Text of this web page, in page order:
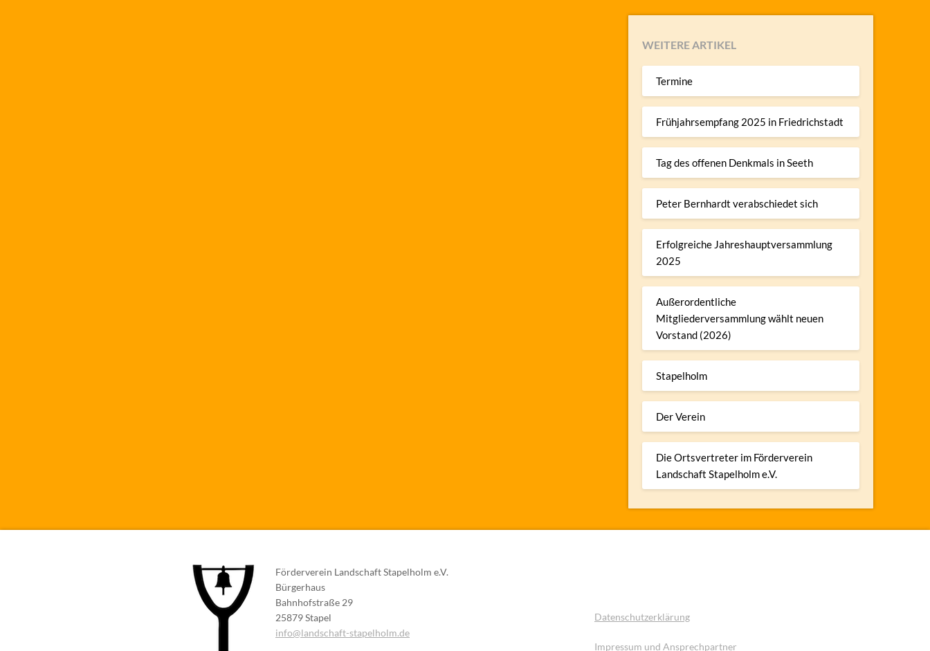
WEITERE ARTIKEL
Termine
Frühjahrsempfang 2025 in Friedrichstadt
Tag des offenen Denkmals in Seeth
Peter Bernhardt verabschiedet sich
Erfolgreiche Jahreshauptversammlung
2025
Außerordentliche
Mitgliederversammlung wählt neuen
Vorstand (2026)
Stapelholm
Der Verein
Die Ortsvertreter im Förderverein
Landschaft Stapelholm e.V.
Förderverein Landschaft Stapelholm e.V.
Bürgerhaus
Bahnhofstraße 29
25879 Stapel
info@landschaft-stapelholm.de
Datenschutzerklärung
Impressum und Ansprechpartner